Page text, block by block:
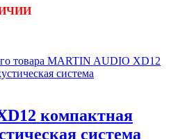
компактная
система